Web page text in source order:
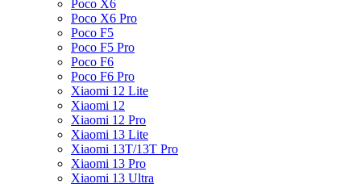
Poco X6
Poco X6 Pro
Poco F5
Poco F5 Pro
Poco F6
Poco F6 Pro
Xiaomi 12 Lite
Xiaomi 12
Xiaomi 12 Pro
Xiaomi 13 Lite
Xiaomi 13T/13T Pro
Xiaomi 13 Pro
Xiaomi 13 Ultra